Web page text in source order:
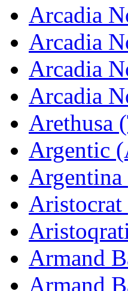
Arcadia
Arcadia
Arcadia
Arcadia
Arethusa
Argentic
Armand
Armand